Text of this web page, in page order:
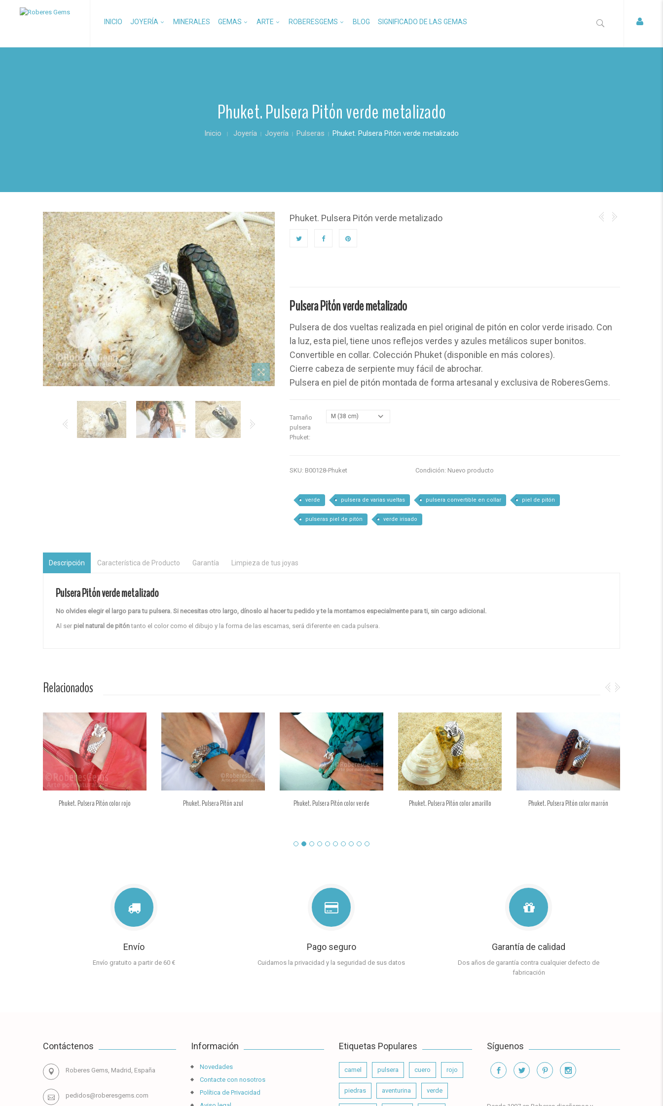
INICIO JOYERÍA MINERALES GEMAS ARTE ROBERESGEMS BLOG SIGNIFICADO DE LAS GEMAS
Phuket. Pulsera Pitón verde metalizado
Inicio Joyería Joyería Pulseras Phuket. Pulsera Pitón verde metalizado
Phuket. Pulsera Pitón verde metalizado
Pulsera Pitón verde metalizado
Pulsera de dos vueltas realizada en piel original de pitón en color verde irisado. Con
la luz, esta piel, tiene unos reflejos verdes y azules metálicos super bonitos.
Convertible en collar. Colección Phuket (disponible en más colores).
Cierre cabeza de serpiente muy fácil de abrochar.
Pulsera en piel de pitón montada de forma artesanal y exclusiva de RoberesGems.
Tamaño
pulsera
Phuket:
M (38 cm)
SKU: B00128-Phuket Condición: Nuevo producto
verde pulsera de varias vueltas pulsera convertible en collar piel de pitón
pulseras piel de pitón verde irisado
Descripción Característica de Producto Garantía Limpieza de tus joyas
Pulsera Pitón verde metalizado
No olvides elegir el largo para tu pulsera. Si necesitas otro largo, dínoslo al hacer tu pedido y te la montamos especialmente para ti, sin cargo adicional.
Al ser piel natural de pitóntanto el color como el dibujo y la forma de las escamas, será diferente en cada pulsera.
Relacionados
Phuket. Pulsera Pitón color rojo Phuket. Pulsera Pitón azul Phuket. Pulsera Pitón color verde Phuket. Pulsera Pitón color amarillo Phuket. Pulsera Pitón color marrón
Envío
Envío gratuito a partir de 60 €
Pago seguro
Cuidamos la privacidad y la seguridad de sus datos
Garantía de calidad
Dos años de garantía contra cualquier defecto de
fabricación
Contáctenos
Roberes Gems, Madrid, España
pedidos@roberesgems.com
Síguenos
Información
Novedades
Contacte con nosotros
Política de Privacidad
Etiquetas Populares
camel pulsera cuero rojo
piedras aventurina verde